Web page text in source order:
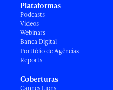
Plataformas
Podcasts
Vídeos
Webinars
Banca Digital
Portfólio de Agências
Reports
Coberturas